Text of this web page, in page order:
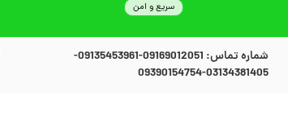
سریع و امن
شماره تماس:
09169012051-09135453961-
03134381405-09390154754